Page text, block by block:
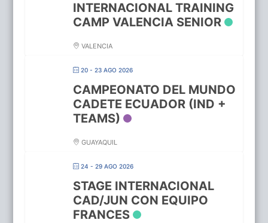
INTERNACIONAL TRAINING
CAMP VALENCIA SENIOR
VALENCIA
20 - 23 AGO 2026
CAMPEONATO DEL MUNDO
CADETE ECUADOR (IND +
TEAMS)
GUAYAQUIL
24 - 29 AGO 2026
STAGE INTERNACIONAL
CAD/JUN CON EQUIPO
FRANCES